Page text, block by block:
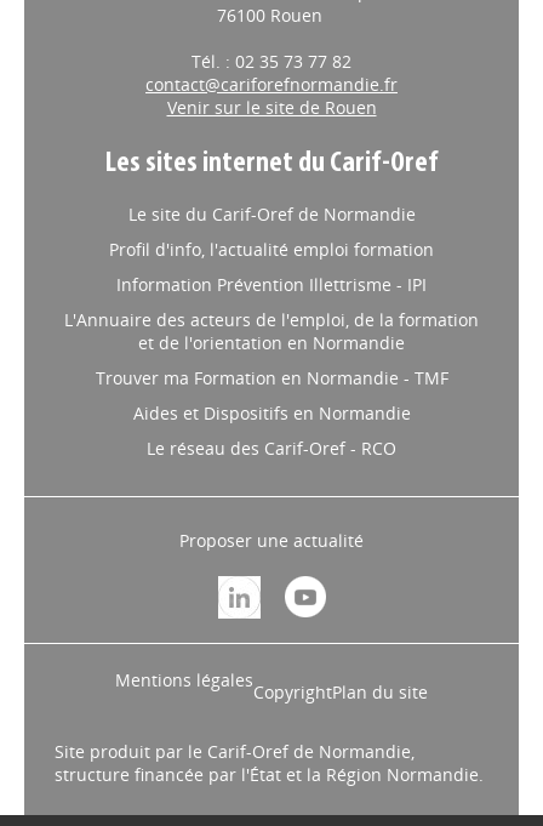
76100 Rouen
Tél. : 02 35 73 77 82
contact@cariforefnormandie.fr
Venir sur le site de Rouen
Les sites internet du Carif-Oref
Le site du Carif-Oref de Normandie
Profil d'info, l'actualité emploi formation
Information Prévention Illettrisme - IPI
L'Annuaire des acteurs de l'emploi, de la formation
et de l'orientation en Normandie
Trouver ma Formation en Normandie - TMF
Aides et Dispositifs en Normandie
Le réseau des Carif-Oref - RCO
Proposer une actualité
Mentions légales
CopyrightPlan du site
Site produit par le Carif-Oref de Normandie,
structure financée par l'État et la Région Normandie.